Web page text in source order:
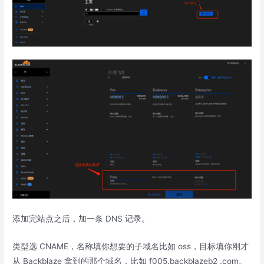
添加完站点之后，加一条 DNS 记录。
类型选 CNAME，名称填你想要的子域名比如 oss，目标填你刚才
从 Backblaze 拿到的那个域名，比如 f005.backblazeb2 .com。